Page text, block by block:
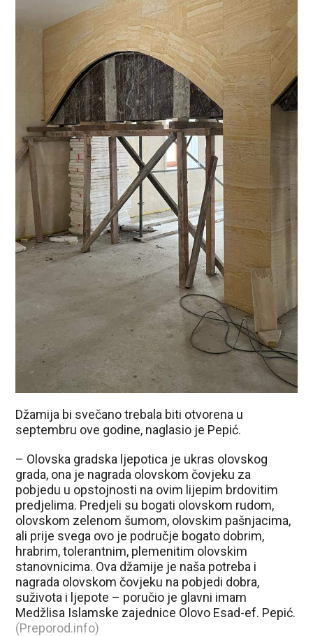
Džamija bi svečano trebala biti otvorena u
septembru ove godine, naglasio je Pepić.
– Olovska gradska ljepotica je ukras olovskog
grada, ona je nagrada olovskom čovjeku za
pobjedu u opstojnosti na ovim lijepim brdovitim
predjelima. Predjeli su bogati olovskom rudom,
olovskom zelenom šumom, olovskim pašnjacima,
ali prije svega ovo je područje bogato dobrim,
hrabrim, tolerantnim, plemenitim olovskim
stanovnicima. Ova džamije je naša potreba i
nagrada olovskom čovjeku na pobjedi dobra,
suživota i ljepote – poručio je glavni imam
Medžlisa Islamske zajednice Olovo Esad-ef. Pepić.
(Preporod.info)